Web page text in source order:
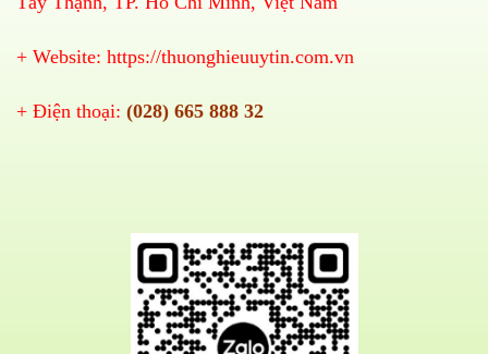
+ Website: https://thuonghieuuytin.com.vn
+ Điện thoại: (028) 665 888 32